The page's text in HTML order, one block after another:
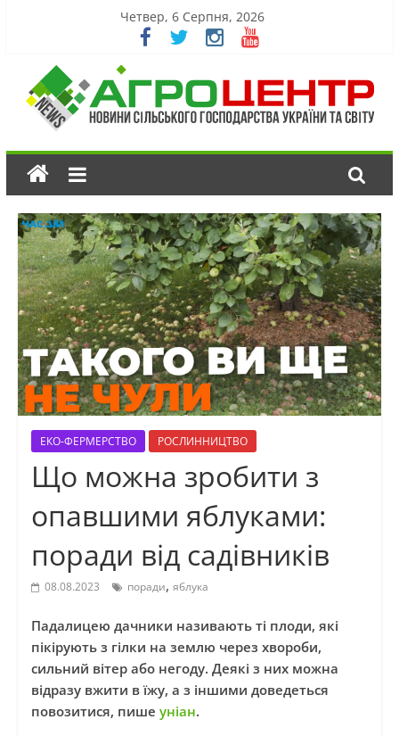
Четвер, 6 Серпня, 2026
ЕКО-ФЕРМЕРСТВО РОСЛИННИЦТВО
Що можна зробити з
опавшими яблуками:
поради від садівників
08.08.2023 поради, яблука
Падалицею дачники називають ті плоди, які
пікірують з гілки на землю через хвороби,
сильний вітер або негоду. Деякі з них можна
відразу вжити в їжу, а з іншими доведеться
повозитися, пише уніан.